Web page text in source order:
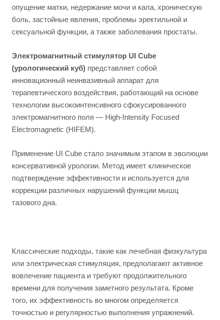
опущение матки, недержание мочи и кала, хроническую
боль, застойные явления, проблемы эректильной и
сексуальной функции, а также заболевания простаты.
Электромагнитный стимулятор UI Cube
(урологический куб) представляет собой
инновационный неинвазивный аппарат для
терапевтического воздействия, работающий на основе
технологии высокоинтенсивного сфокусированного
электромагнитного поля — High-Intensity Focused
Electromagnetic (HIFEM).
Применение UI Cube стало значимым этапом в эволюции
консервативной урологии. Метод имеет клиническое
подтверждение эффективности и используется для
коррекции различных нарушений функции мышц
тазового дна.
Классические подходы, такие как лечебная физкультура
или электрическая стимуляция, предполагают активное
вовлечение пациента и требуют продолжительного
времени для получения заметного результата. Кроме
того, их эффективность во многом определяется
точностью и регулярностью выполнения упражнений.